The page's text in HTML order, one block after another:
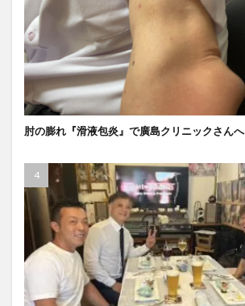
肘の膨れ『滑液包炎』で廣島クリニックさんへ